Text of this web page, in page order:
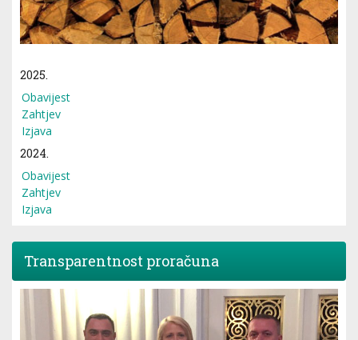
2025.
Obavijest
Zahtjev
Izjava
2024.
Obavijest
Zahtjev
Izjava
Transparentnost proračuna